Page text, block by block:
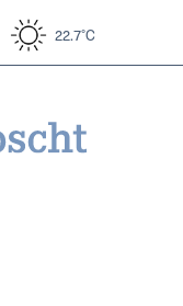
22.7°C